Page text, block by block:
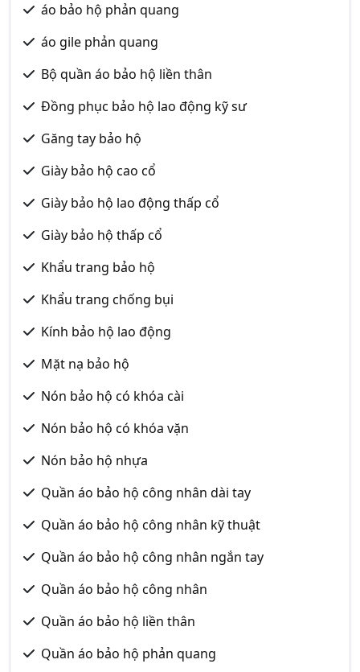
áo bảo hộ phản quang
áo gile phản quang
Bộ quần áo bảo hộ liền thân
Đồng phục bảo hộ lao động kỹ sư
Găng tay bảo hộ
Giày bảo hộ cao cổ
Giày bảo hộ lao động thấp cổ
Giày bảo hộ thấp cổ
Khẩu trang bảo hộ
Khẩu trang chống bụi
Kính bảo hộ lao động
Mặt nạ bảo hộ
Nón bảo hộ có khóa cài
Nón bảo hộ có khóa vặn
Nón bảo hộ nhựa
Quần áo bảo hộ công nhân dài tay
Quần áo bảo hộ công nhân kỹ thuật
Quần áo bảo hộ công nhân ngắn tay
Quần áo bảo hộ công nhân
Quần áo bảo hộ liền thân
Quần áo bảo hộ phản quang